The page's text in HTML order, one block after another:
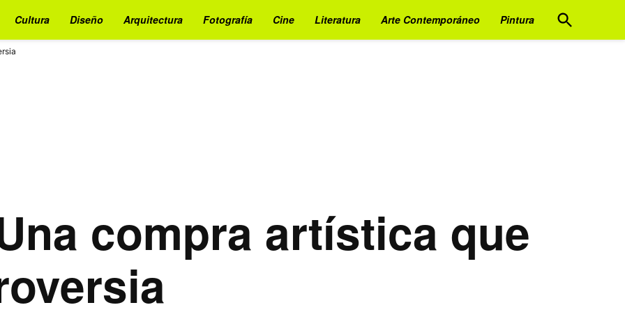
Cultura Diseño Arquitectura Fotografía Cine Literatura Arte Contemporáneo Pintura
Open
Search
compra artística que